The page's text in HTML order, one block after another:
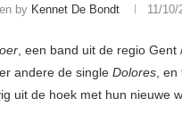
by Kennet De Bondt 11/10/
, een band uit de regio
andere de single Dolores, en
uit de hoek met hun nieuwe